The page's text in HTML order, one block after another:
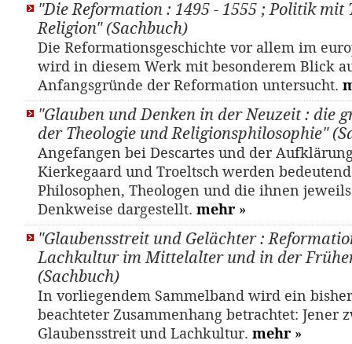
"Die Reformation : 1495 - 1555 ; Politik mit
Religion" (Sachbuch)
Die Reformationsgeschichte vor allem im
wird in diesem Werk mit besonderem Blick
Anfangsgründe der Reformation untersucht.
"Glauben und Denken in der Neuzeit : die
der Theologie und Religionsphilosophie"
Angefangen bei Descartes und der
Kierkegaard und Troeltsch werden
Philosophen, Theologen und die ihnen
Denkweise dargestellt. mehr »
"Glaubensstreit und Gelächter :
Lachkultur im Mittelalter und in der
(Sachbuch)
In vorliegendem Sammelband wird ein
beachteter Zusammenhang betrachtet: Jener
Glaubensstreit und Lachkultur. mehr »